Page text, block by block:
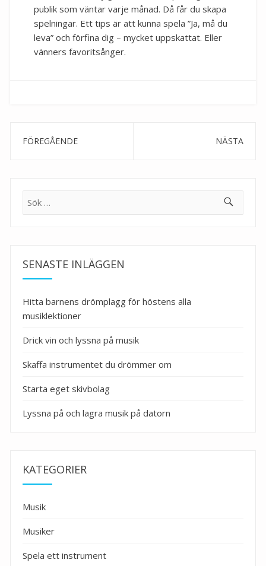
publik som väntar varje månad. Då får du skapa
spelningar. Ett tips är att kunna spela ”Ja, må du
leva” och förfina dig – mycket uppskattat. Eller
vänners favoritsånger.
Inläggsnavigering
Sök
SENASTE INLÄGGEN
Hitta barnens drömplagg för höstens alla
musiklektioner
Drick vin och lyssna på musik
Skaffa instrumentet du drömmer om
Starta eget skivbolag
Lyssna på och lagra musik på datorn
KATEGORIER
Musik
Musiker
Spela ett instrument